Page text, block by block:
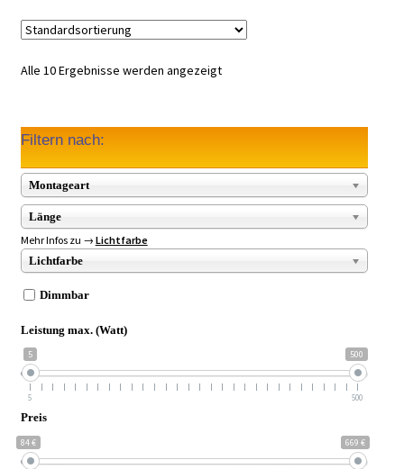
Alle 10 Ergebnisse werden angezeigt
Filtern nach:
Montageart
Länge
Mehr Infos zu → Lichtfarbe
Lichtfarbe
Dimmbar
Leistung max. (Watt)
5 500
5 500
Preis
84 € 669 €